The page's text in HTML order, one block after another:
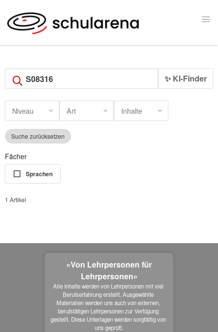
✨ KI-Finder
Niveau Art Inhalte
Suche zurücksetzen
Fächer
Sprachen
1 Artikel
«Von Lehrpersonen für
Lehrpersonen»
Alle Inhalte werden von Lehrpersonen mit viel
Berufserfahrung erstellt. Ausgewählte
Materialien werden uns auch von externen,
berufstätigen Lehrpersonen zur Verfügung
gestellt. Diese Unterlagen werden sorgfältig von
uns geprüft.